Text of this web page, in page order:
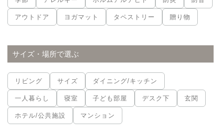
アウトドア ヨガマット タペストリー 贈り物
サイズ・場所で選ぶ
リビング サイズ ダイニング/キッチン
一人暮らし 寝室 子ども部屋 デスク下 玄関
ホテル/公共施設 マンション